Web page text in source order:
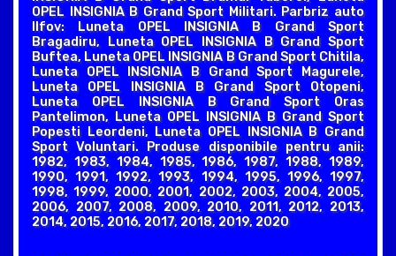
OPEL INSIGNIA B Grand Sport Militari. Parbriz auto
Ilfov: Luneta OPEL INSIGNIA B Grand Sport
Bragadiru, Luneta OPEL INSIGNIA B Grand Sport
Buftea, Luneta OPEL INSIGNIA B Grand Sport Chitila,
Luneta OPEL INSIGNIA B Grand Sport Magurele,
Luneta OPEL INSIGNIA B Grand Sport Otopeni,
Luneta OPEL INSIGNIA B Grand Sport Oras
Pantelimon, Luneta OPEL INSIGNIA B Grand Sport
Popesti Leordeni, Luneta OPEL INSIGNIA B Grand
Sport Voluntari. Produse disponibile pentru anii:
1982, 1983, 1984, 1985, 1986, 1987, 1988, 1989,
1990, 1991, 1992, 1993, 1994, 1995, 1996, 1997,
1998, 1999, 2000, 2001, 2002, 2003, 2004, 2005,
2006, 2007, 2008, 2009, 2010, 2011, 2012, 2013,
2014, 2015, 2016, 2017, 2018, 2019, 2020